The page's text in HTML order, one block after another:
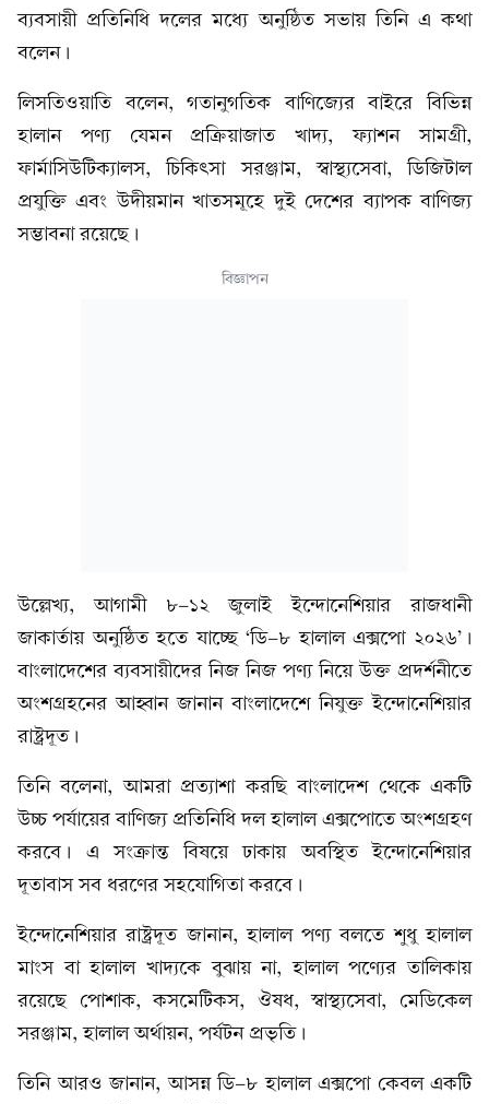
ব্যবসায়ী প্রতিনিধি দলের মধ্যে অনুষ্ঠিত সভায় তিনি এ কথা
বলেন।
লিসতিওয়াতি বলেন, গতানুগতিক বাণিজ্যের বাইরে বিভিন্ন
হালান পণ্য যেমন প্রক্রিয়াজাত খাদ্য, ফ্যাশন সামগ্রী,
ফার্মাসিউটিক্যালস, চিকিৎসা সরঞ্জাম, স্বাস্থ্যসেবা, ডিজিটাল
প্রযুক্তি এবং উদীয়মান খাতসমূহে দুই দেশের ব্যাপক বাণিজ্য
সম্ভাবনা রয়েছে।
বিজ্ঞাপন
উল্লেখ্য, আগামী ৮-১২ জুলাই ইন্দোনেশিয়ার রাজধানী
জাকার্তায় অনুষ্ঠিত হতে যাচ্ছে ‘ডি-৮ হালাল এক্সপো ২০২৬’।
বাংলাদেশের ব্যবসায়ীদের নিজ নিজ পণ্য নিয়ে উক্ত প্রদর্শনীতে
অংশগ্রহনের আহ্বান জানান বাংলাদেশে নিযুক্ত ইন্দোনেশিয়ার
রাষ্ট্রদূত।
তিনি বলেনা, আমরা প্রত্যাশা করছি বাংলাদেশ থেকে একটি
উচ্চ পর্যায়ের বাণিজ্য প্রতিনিধি দল হালাল এক্সপোতে অংশগ্রহণ
করবে। এ সংক্রান্ত বিষয়ে ঢাকায় অবস্থিত ইন্দোনেশিয়ার
দূতাবাস সব ধরণের সহযোগিতা করবে।
ইন্দোনেশিয়ার রাষ্ট্রদূত জানান, হালাল পণ্য বলতে শুধু হালাল
মাংস বা হালাল খাদ্যকে বুঝায় না, হালাল পণ্যের তালিকায়
রয়েছে পোশাক, কসমেটিকস, ঔষধ, স্বাস্থ্যসেবা, মেডিকেল
সরঞ্জাম, হালাল অর্থায়ন, পর্যটন প্রভৃতি।
তিনি আরও জানান, আসন্ন ডি-৮ হালাল এক্সপো কেবল একটি